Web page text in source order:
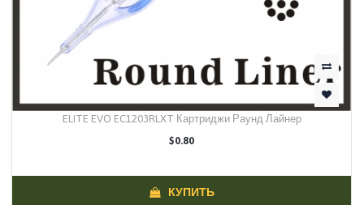
ELITE EVO EC1203RLXT Картриджи Раунд Лайнер
$0.80
КУПИТЬ